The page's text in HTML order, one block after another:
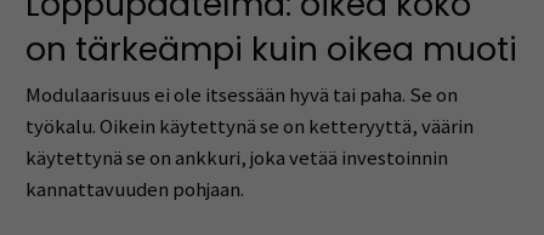
on tärkeämpi kuin oikea muoti
Modulaarisuus ei ole itsessään hyvä tai paha. Se on
työkalu. Oikein käytettynä se on ketteryyttä, väärin
käytettynä se on ankkuri, joka vetää investoinnin
kannattavuuden pohjaan.